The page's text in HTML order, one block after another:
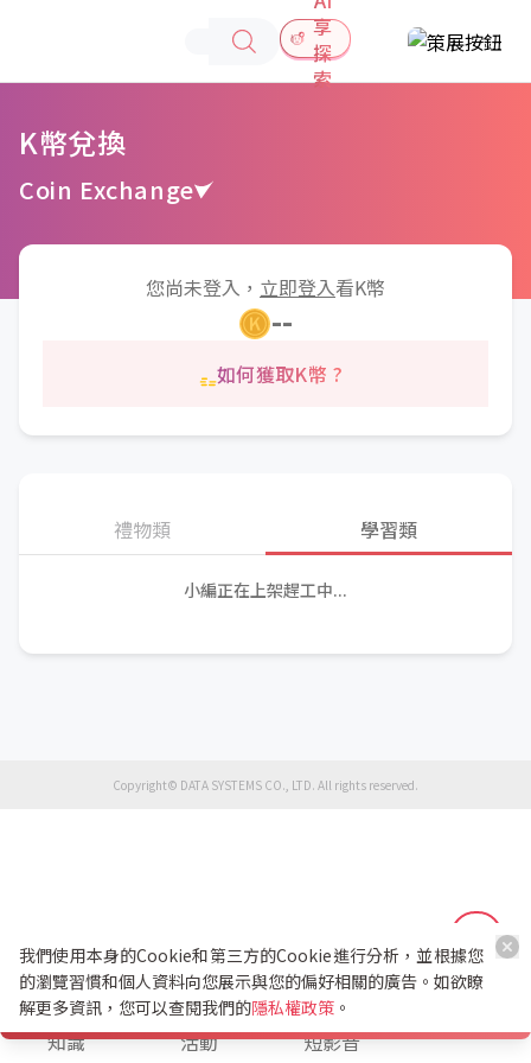
享
探
索
K幣兌換
Coin Exchange
您尚未登入， 立即登入看K幣
--
如何獲取K幣 ?
禮物類 學習類
小編正在上架趕工中...
Copyright© DATA SYSTEMS CO., LTD. All rights reserved.
知識 活動 短影音
K幣兌換
我們使用本身的Cookie和第三方的Cookie進行分析，並根據您
的瀏覽習慣和個人資料向您展示與您的偏好相關的廣告。如欲瞭
解更多資訊，您可以查閱我們的隱私權政策 。